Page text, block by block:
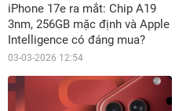
iPhone 17e ra mắt: Chip A19
3nm, 256GB mặc định và Apple
Intelligence có đáng mua?
03-03-2026 12:54